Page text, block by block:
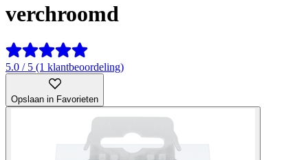
verchroomd
5.0 / 5 (1 klantbeoordeling)
Opslaan in Favorieten